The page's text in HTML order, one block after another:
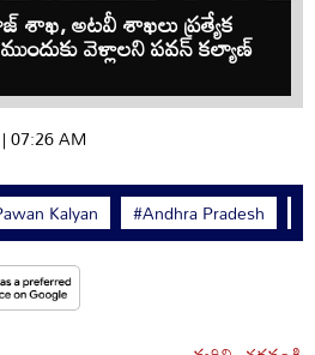
అటవీ శాఖలు ప్రత్యేక
వెళ్లాలని పవన్ కల్యాణ్
07:26 AM
Kalyan #Andhra Pradesh